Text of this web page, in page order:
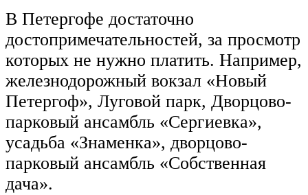
В Петергофе достаточно
достопримечательностей, за просмотр
которых не нужно платить. Например,
железнодорожный вокзал «Новый
Петергоф», Луговой парк, Дворцово-
парковый ансамбль «Сергиевка»,
усадьба «Знаменка», дворцово-
парковый ансамбль «Собственная
дача».